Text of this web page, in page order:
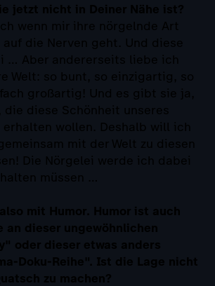
jetzt nicht in Deiner Nähe ist?
wenn mir ihre nörgelnde Art
die Nerven geht. Und diese
… Aber andererseits liebe ich
Welt: so bunt, so einzigartig, so
großartig! Und es gibt sie ja,
die diese Schönheit unseres
erhalten wollen. Deshalb will ich
mit der Welt zu diesen
Die Nörgelei werde ich dabei
müssen …
mit Humor. Humor ist auch
an dieser ungewöhnlichen
oder dieser etwas anders
Doku-Reihe". Ist die Lage nicht
zu machen?